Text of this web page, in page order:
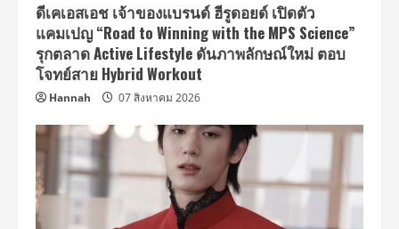
ดีเคเอสเอช เจ้าของแบรนด์ ฮีรูดอยด์ เปิดตัว
แคมเปญ “Road to Winning with the MPS Science”
รุกตลาด Active Lifestyle ดันภาพลักษณ์ใหม่ ตอบ
โจทย์สาย Hybrid Workout
Hannah 07 สิงหาคม 2026